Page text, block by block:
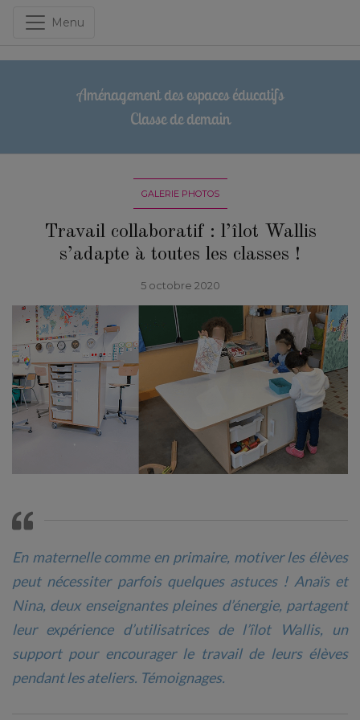
Menu
Aménagement des espaces éducatifs
Classe de demain
GALERIE PHOTOS
Travail collaboratif : l’îlot Wallis
s’adapte à toutes les classes !
5 octobre 2020
En maternelle comme en primaire, motiver les élèves
peut nécessiter parfois quelques astuces ! Anaïs et
Nina, deux enseignantes pleines d’énergie, partagent
leur expérience d’utilisatrices de l’îlot Wallis, un
support pour encourager le travail de leurs élèves
pendant les ateliers. Témoignages.